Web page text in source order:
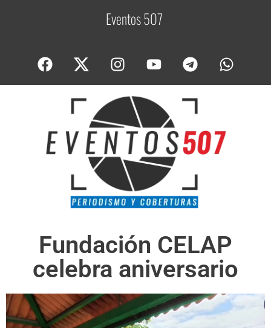
Eventos 507Co
Fundación CELAP
celebra aniversario